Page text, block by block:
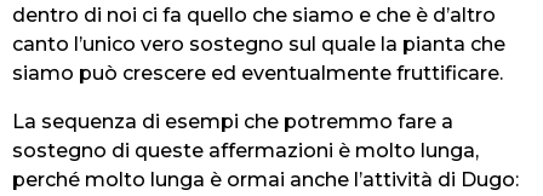
dentro di noi ci fa quello che siamo e che è d’altro
canto l’unico vero sostegno sul quale la pianta che
siamo può crescere ed eventualmente fruttificare.
La sequenza di esempi che potremmo fare a
sostegno di queste affermazioni è molto lunga,
perché molto lunga è ormai anche l’attività di Dugo: